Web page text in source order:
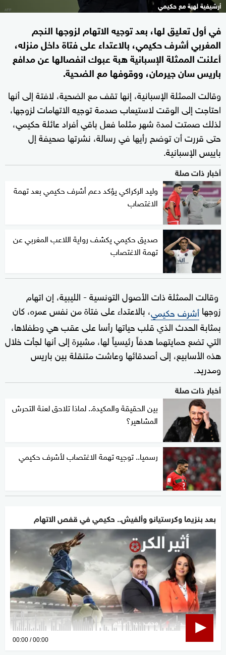
أرشيفية لهبة مع حكيمي
في أول تعليق لها، بعد توجيه الاتهام لزوجها النجم
المغربي أشرف حكيمي، بالاعتداء على فتاة داخل منزله،
أعلنت الممثلة الإسبانية هبة عبوك انفصالها عن مدافع
باريس سان جيرمان، ووقوفها مع الضحية.
وقالت الممثلة الإسبانية، إنها تقف مع الضحية، لافتة إلى أنها
احتاجت إلى الوقت لاستيعاب صدمة توجيه الاتهامات لزوجها،
لذلك صمتت لمدة شهر مثلما فعل باقي أفراد عائلة حكيمي،
حتى قررت أن توضح رأيها في رسالة، نشرتها صحيفة إل
باييس الإسبانية.
أخبار ذات صلة
وليد الركراكي يؤكد دعم أشرف حكيمي بعد تهمة
الاغتصاب
صديق حكيمي يكشف رواية اللاعب المغربي عن
تهمة الاغتصاب
وقالت الممثلة ذات الأصول التونسية - الليبية، إن اتهام
زوجهاأشرف حكيمي، بالاعتداء على فتاة من نفس عمره، كان
بمثابة الحدث الذي قلب حياتها رأسا على عقب هي وطفلاها،
التي تضع حمايتهما هدفاً رئيسياً لها، مشيرة إلى أنها لجأت خلال
هذه الأسابيع، إلى أصدقائها وعاشت متنقلة بين باريس
ومدريد.
أخبار ذات صلة
بين الحقيقة والمكيدة.. لماذا تلاحق لعنة التحرش
المشاهير؟
رسميا.. توجيه تهمة الاغتصاب لأشرف حكيمي
بعد بنزيما وكرستيانو وألفيش.. حكيمي في قفص الاتهام
0
00:00 00:00